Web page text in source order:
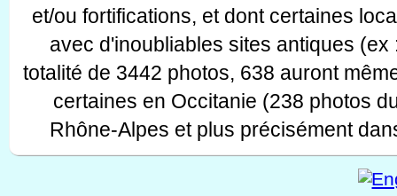
et/ou fortifications, et dont certaines
avec d'inoubliables sites antiques
totalité de 3442 photos, 638 auront
certaines en Occitanie (238 photos
Rhône-Alpes et plus précisément